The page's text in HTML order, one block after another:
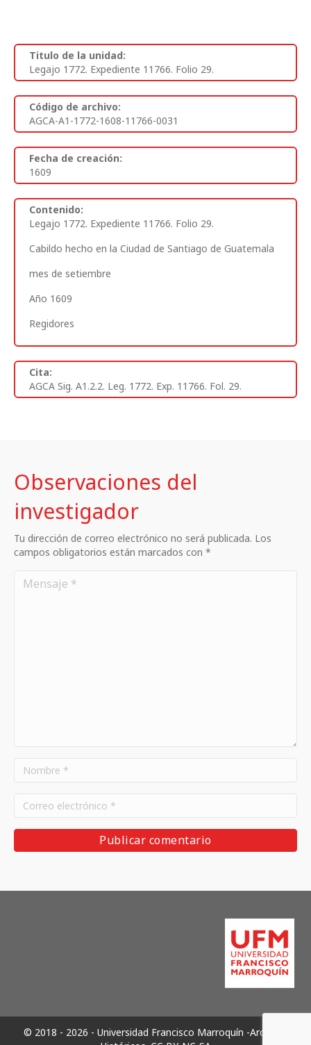
Titulo de la unidad:
Legajo 1772. Expediente 11766. Folio 29.
Código de archivo:
AGCA-A1-1772-1608-11766-0031
Fecha de creación:
1609
Contenido:
Legajo 1772. Expediente 11766. Folio 29.
Cabildo hecho en la Ciudad de Santiago de Guatemala
mes de setiembre
Año 1609
Regidores
Cita:
AGCA Sig. A1.2.2. Leg. 1772. Exp. 11766. Fol. 29.
Observaciones del
investigador
Tu dirección de correo electrónico no será publicada. Los
campos obligatorios están marcados con *
© 2018 - 2026 - Universidad Francisco Marroquín -Archivos